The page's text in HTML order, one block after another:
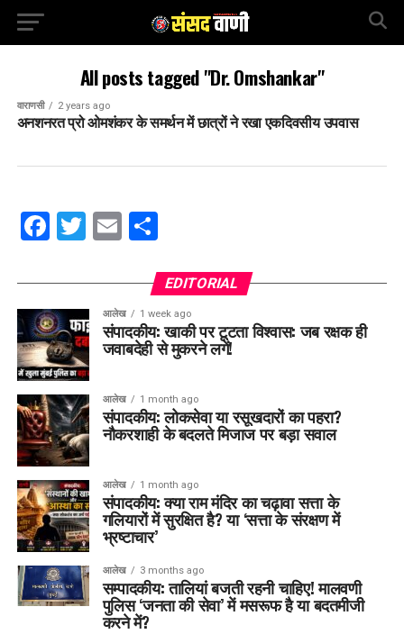
All posts tagged "Dr. Omshankar"
वाराणसी 2 years ago
अनशनरत प्रो ओमशंकर के समर्थन में छात्रों ने रखा एकदिवसीय उपवास
Facebook
Twitter
EmailShare
EDITORIAL
आलेख 1 week ago
संपादकीय: खाकी पर टूटता विश्वास: जब रक्षक ही
जवाबदेही से मुकरने लगें!
आलेख 1 month ago
संपादकीय: लोकसेवा या रसूखदारों का पहरा?
नौकरशाही के बदलते मिजाज पर बड़ा सवाल
आलेख 1 month ago
संपादकीय: क्या राम मंदिर का चढ़ावा सत्ता के
गलियारों में सुरक्षित है? या ‘सत्ता के संरक्षण में
भ्रष्टाचार’
आलेख 3 months ago
सम्पादकीय: तालियां बजती रहनी चाहिए! मालवणी
पुलिस ‘जनता की सेवा’ में मसरूफ है या बदतमीजी
करने में?